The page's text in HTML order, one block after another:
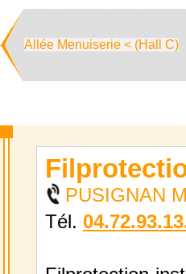
Allée Menuiserie < (Hall C)
PUSIGNAN
Tél.